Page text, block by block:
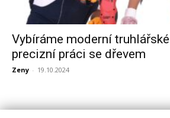
Vybíráme moderní
precizní práci se dřevem
Zeny - 19.10.2024